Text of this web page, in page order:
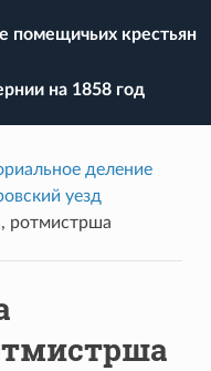
помещичьих крестьян
на 1858 год
деление
уезд
ротмистрша